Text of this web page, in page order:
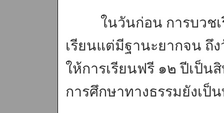
ในวันก่อน การบวชเรี
เรียนแต่มีฐานะยากจน
ให้การเรียนฟรี ๑๒ ปีเป็
การศึกษาทางธรรมยังเป็